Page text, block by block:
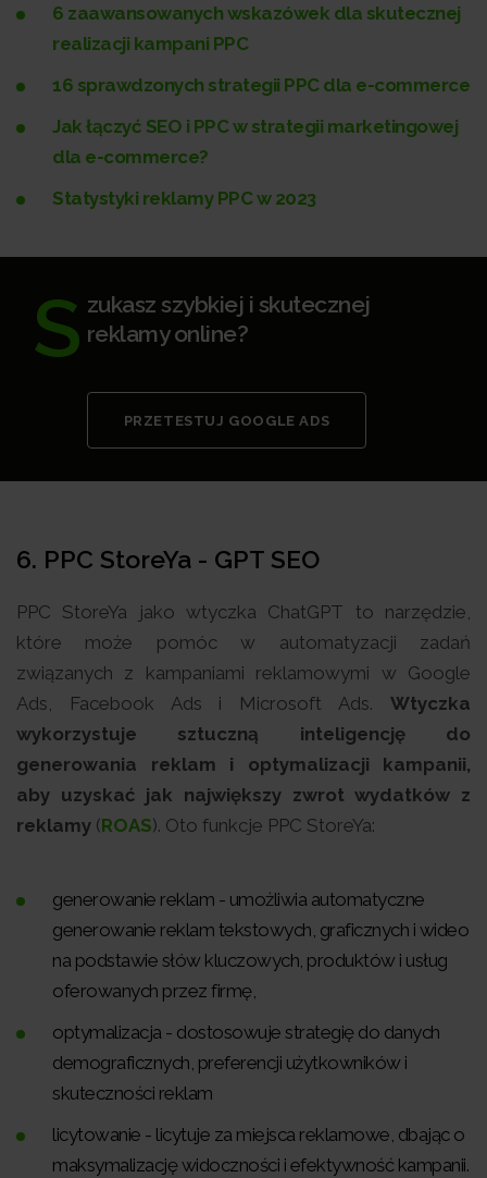
6 zaawansowanych wskazówek dla skutecznej
realizacji kampani PPC
16 sprawdzonych strategii PPC dla e-commerce
Jak łączyć SEO i PPC w strategii marketingowej
dla e-commerce?
Statystyki reklamy PPC w 2023
S zukasz szybkiej i skutecznej
reklamy online?
PRZETESTUJ GOOGLE ADS
6. PPC StoreYa - GPT SEO
PPC StoreYa jako wtyczka ChatGPT to narzędzie,
które może pomóc w automatyzacji zadań
związanych z kampaniami reklamowymi w Google
Ads, Facebook Ads i Microsoft Ads. Wtyczka
wykorzystuje sztuczną inteligencję do
generowania reklam i optymalizacji kampanii,
aby uzyskać jak największy zwrot wydatków z
reklamy (ROAS). Oto funkcje PPC StoreYa:
generowanie reklam - umożliwia automatyczne
generowanie reklam tekstowych, graficznych i wideo
na podstawie słów kluczowych, produktów i usług
oferowanych przez firmę,
optymalizacja - dostosowuje strategię do danych
demograficznych, preferencji użytkowników i
skuteczności reklam
licytowanie - licytuje za miejsca reklamowe, dbając o
maksymalizację widoczności i efektywność kampanii.